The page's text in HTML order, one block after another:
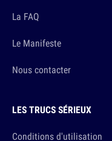
La FAQ
Le Manifeste
Nous contacter
LES TRUCS SÉRIEUX
Conditions d'utilisation